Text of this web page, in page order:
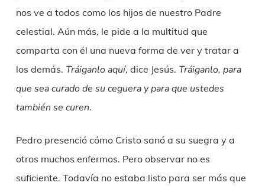
nos ve a todos como los hijos de nuestro Padre
celestial. Aún más, le pide a la multitud que
comparta con él una nueva forma de ver y tratar a
los demás. Tráiganlo aquí, dice Jesús. Tráiganlo, para
que sea curado de su ceguera y para que ustedes
también se curen.
Pedro presenció cómo Cristo sanó a su suegra y a
otros muchos enfermos. Pero observar no es
suficiente. Todavía no estaba listo para ser más que